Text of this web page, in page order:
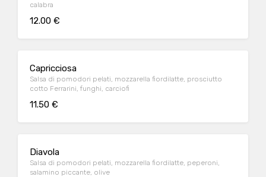
calabra
12.00 €
Capricciosa
Salsa di pomodori pelati, mozzarella fiordilatte, prosciutto
cotto Ferrarini, funghi, carciofi
11.50 €
Diavola
Salsa di pomodori pelati, mozzarella fiordilatte, peperoni,
salamino piccante, olive